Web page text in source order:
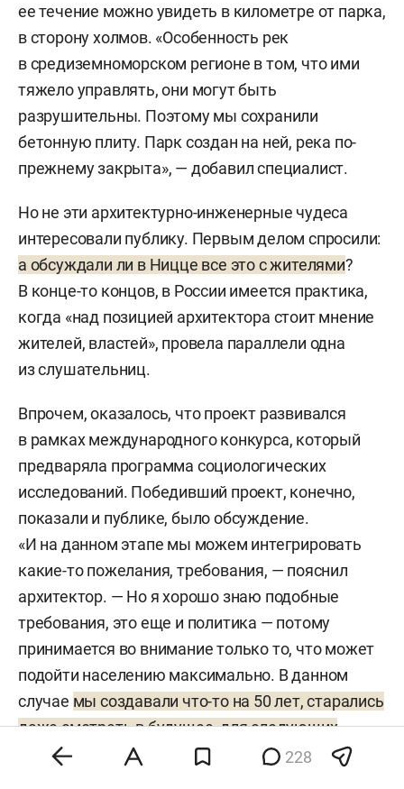
ее течение можно увидеть в километре от парка,
в сторону холмов. «Особенность рек
в средиземноморском регионе в том, что ими
тяжело управлять, они могут быть
разрушительны. Поэтому мы сохранили
бетонную плиту. Парк создан на ней, река по-
прежнему закрыта», — добавил специалист.
Но не эти архитектурно-инженерные чудеса
интересовали публику. Первым делом спросили:
а обсуждали ли в Ницце все это с жителями?
В конце-то концов, в России имеется практика,
когда «над позицией архитектора стоит мнение
жителей, властей», провела параллели одна
из слушательниц.
Впрочем, оказалось, что проект развивался
в рамках международного конкурса, который
предваряла программа социологических
исследований. Победивший проект, конечно,
показали и публике, было обсуждение.
«И на данном этапе мы можем интегрировать
какие-то пожелания, требования, — пояснил
архитектор. — Но я хорошо знаю подобные
требования, это еще и политика — потому
принимается во внимание только то, что может
подойти населению максимально. В данном
случае мы создавали что-то на 50 лет, старались
даже смотреть в будущее, для следующих
поколений
228